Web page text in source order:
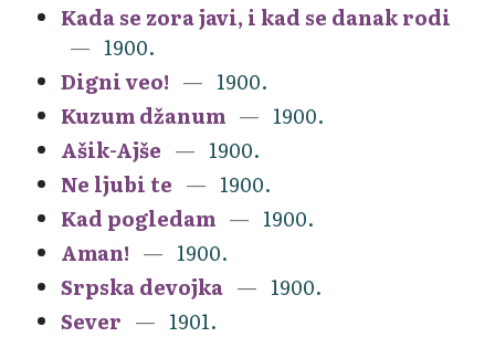
Kada se zora javi, i kad se danak rodi
1900.
Digni veo!
1900.
Kuzum džanum
1900.
Ašik-Ajše
1900.
Ne ljubi te
1900.
Kad pogledam
1900.
Aman!
1900.
Srpska devojka
1900.
Sever
1901.